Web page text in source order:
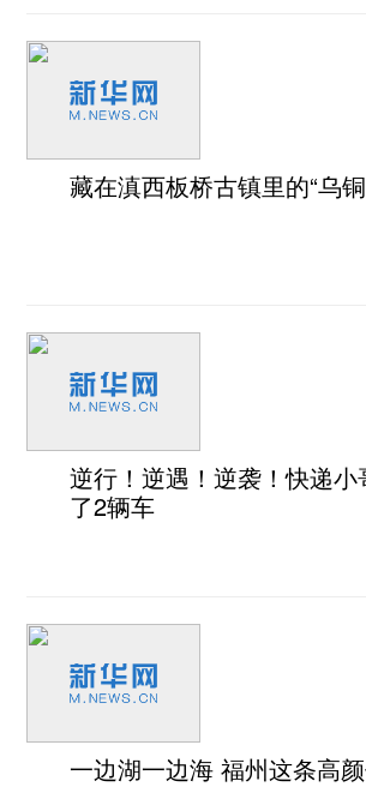
藏在滇西板桥古镇里的“乌
逆行！逆遇！逆袭！快递
了2辆车
一边湖一边海 福州这条高